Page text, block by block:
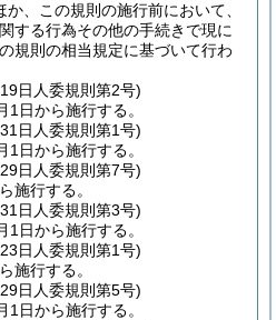
、この規則の施行前において、
する行為その他の手続きで現に
規則の相当規定に基づいて行わ
日 人委規則第2号)
日から施行する。
日 人委規則第1号)
日から施行する。
日 人委規則第7号)
施行する。
日 人委規則第3号)
日から施行する。
日 人委規則第1号)
施行する。
日 人委規則第5号)
日から施行する。